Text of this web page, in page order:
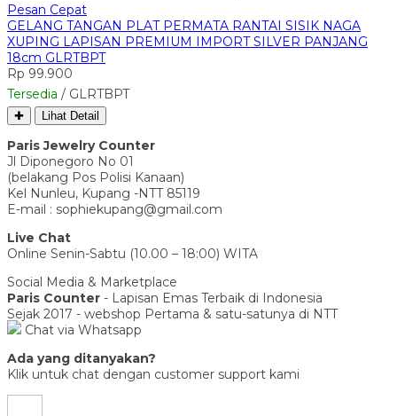
Pesan Cepat
GELANG TANGAN PLAT PERMATA RANTAI SISIK NAGA
XUPING LAPISAN PREMIUM IMPORT SILVER PANJANG
18cm GLRTBPT
Rp 99.900
Tersedia / GLRTBPT
✚ Lihat Detail
Paris Jewelry Counter
Jl Diponegoro No 01
(belakang Pos Polisi Kanaan)
Kel Nunleu, Kupang -NTT 85119
E-mail : sophiekupang@gmail.com
Live Chat
Online Senin-Sabtu (10.00 – 18:00) WITA
Social Media & Marketplace
Paris Counter - Lapisan Emas Terbaik di Indonesia
Sejak 2017 - webshop Pertama & satu-satunya di NTT
Chat via Whatsapp
Ada yang ditanyakan?
Klik untuk chat dengan customer support kami